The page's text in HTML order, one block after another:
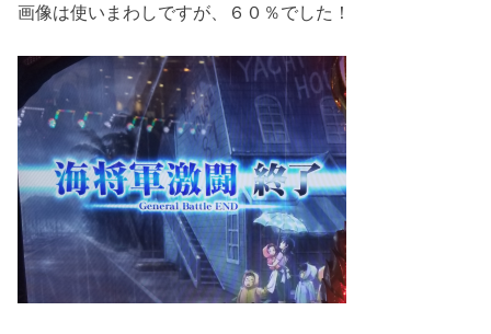
画像は使いまわしですが、６０％でした！